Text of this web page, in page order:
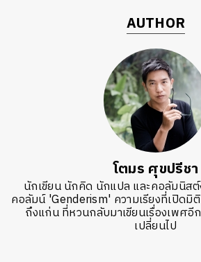
AUTHOR
โตมร ศุขปรีชา
นักเขียน นักคิด นักแปล และคอลัมนิสต์
คอลัมน์ 'Genderism' ความเรียงที่เปิดมิ
ถึงแก่น ที่หวนกลับมาเขียนเรื่องเพศอี
เปลี่ยนไป